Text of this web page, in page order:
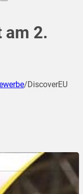
am 2.
/DiscoverEU